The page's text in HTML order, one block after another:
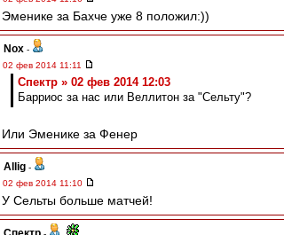
Эменике за Бахче уже 8 положил:))
Nox -
02 фев 2014 11:11
Спектр » 02 фев 2014 12:03
Барриос за нас или Веллитон за "Сельту"?
Или Эменике за Фенер
Allig -
02 фев 2014 11:10
У Сельты больше матчей!